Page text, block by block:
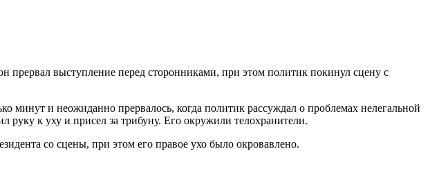
выступление перед сторонниками, при этом политик покинул сцену с
минут и неожиданно прервалось, когда политик рассуждал о проблемах нелегальной
к уху и присел за трибуну. Его окружили телохранители.
со сцены, при этом его правое ухо было окровавлено.